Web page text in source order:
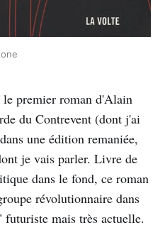
le premier roman d'Alain
du Contrevent (dont j'ai
une édition remaniée,
je vais parler. Livre de
dans le fond, ce roman
révolutionnaire dans
mais très actuelle.